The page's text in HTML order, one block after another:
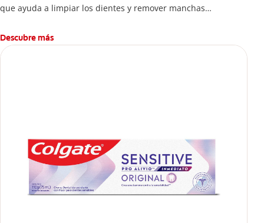
que ayuda a limpiar los dientes y remover manchas
Descubre más